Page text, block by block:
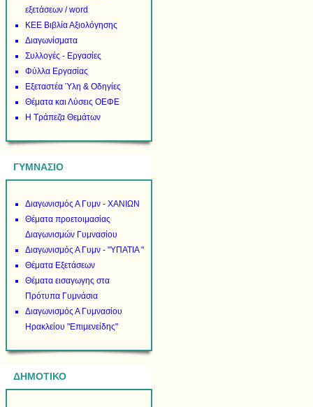
εξετάσεων / word
ΚΕΕ Βιβλία Αξιολόγησης
Διαγωνίσματα
Συλλογές - Εργασίες
Φύλλα Εργασίας
Εξεταστέα Ύλη & Οδηγίες
Θέματα και Λύσεις ΟΕΦΕ
Η Τράπεζα Θεμάτων
ΓΥΜΝΑΣΙΟ
Διαγωνισμός Α Γυμν - ΧΑΝΙΩΝ
Θέματα προετοιμασίας
Διαγωνισμών Γυμνασίου
Διαγωνισμός Α Γυμν - "ΥΠΑΤΙΑ "
Θέματα Εξετάσεων
Θέματα εισαγωγης στα
Πρότυπα Γυμνάσια
Διαγωνισμός Α Γυμνασίου
Ηρακλείου "Επιμενείδης"
ΔΗΜΟΤΙΚΟ